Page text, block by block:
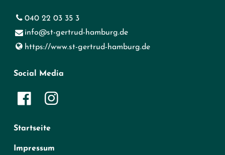
040 22 03 35 3
info@​st-gertrud-hamburg.​de
https://www.​st-gertrud-hamburg.​de
Social Media
Startseite
Impressum